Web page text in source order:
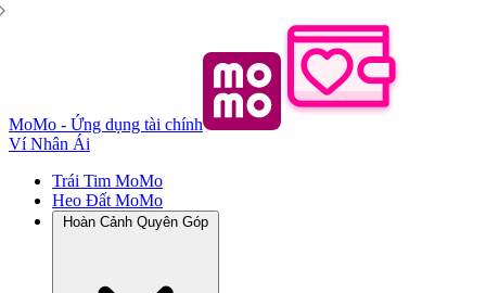
MoMo - Ứng dụng tài chính
Ví Nhân Ái
Trái Tim MoMo
Heo Đất MoMo
Hoàn Cảnh Quyên Góp